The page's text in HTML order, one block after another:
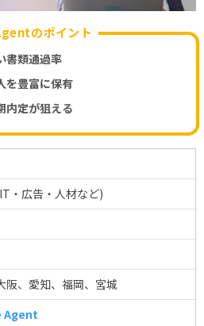
のポイント
書類通過率
を豊富に保有
内定が狙える
・広告・人材など)
阪、愛知、福岡、宮城